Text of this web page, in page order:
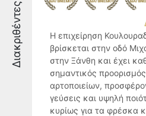
Διακριθέντες
Η επιχείρηση
βρίσκεται στην οδό
στην Ξάνθη και έχει
σημαντικός
αρτοποιείων,
γεύσεις και υψηλή
κυρίως για τα φρέσκα